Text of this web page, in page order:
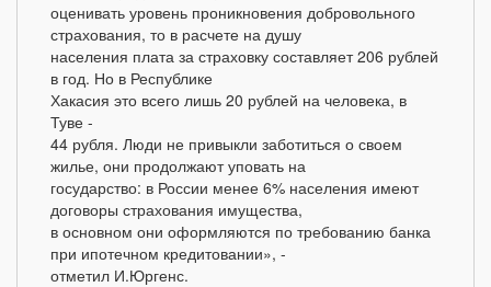
оценивать уровень проникновения добровольного
страхования, то в расчете на душу
населения плата за страховку составляет 206 рублей
в год. Но в Республике
Хакасия это всего лишь 20 рублей на человека, в
Туве -
44 рубля. Люди не привыкли заботиться о своем
жилье, они продолжают уповать на
государство: в России менее 6% населения имеют
договоры страхования имущества,
в основном они оформляются по требованию банка
при ипотечном кредитовании», -
отметил И.Юргенс.